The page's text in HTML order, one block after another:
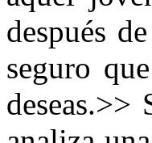
después
seguro
deseas.>>